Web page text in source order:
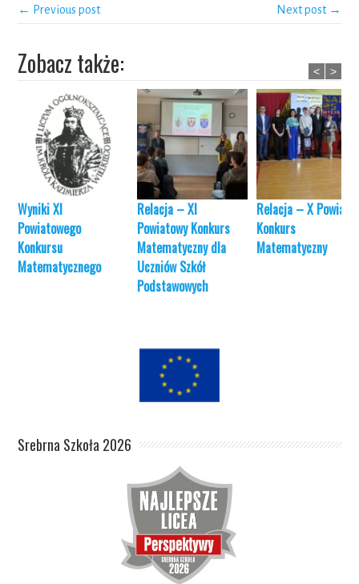
← Previous post Next post →
Zobacz także:
Wyniki XI
Powiatowego
Konkursu
Matematycznego
Relacja –XI
Powiatowy Konkurs
Matematyczny dla
Uczniów Szkół
Podstawowych
Relacja – X
Konkurs
Matematyczny
< >
Srebrna Szkoła 2026